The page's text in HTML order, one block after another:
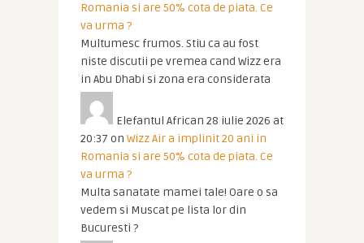
Romania si are 50% cota de piata. Ce
va urma ?
Multumesc frumos. Stiu ca au fost
niste discutii pe vremea cand Wizz era
in Abu Dhabi si zona era considerata
Elefantul African 28 iulie 2026 at
20:37 on Wizz Air a implinit 20 ani in
Romania si are 50% cota de piata. Ce
va urma ?
Multa sanatate mamei tale! Oare o sa
vedem si Muscat pe lista lor din
Bucuresti ?